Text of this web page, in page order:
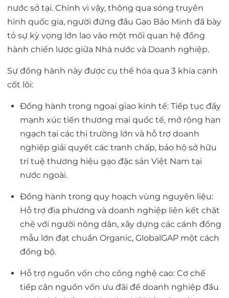
nước sở tại. Chính vì vậy, thông qua sóng truyền
hình quốc gia, người đứng đầu Gạo Bảo Minh đã bày
tỏ sự kỳ vọng lớn lao vào một mối quan hệ đồng
hành chiến lược giữa Nhà nước và Doanh nghiệp.
Sự đồng hành này được cụ thể hóa qua 3 khía cạnh
cốt lõi:
Đồng hành trong ngoại giao kinh tế: Tiếp tục đẩy
mạnh xúc tiến thương mại quốc tế, mở rộng hạn
ngạch tại các thị trường lớn và hỗ trợ doanh
nghiệp giải quyết các tranh chấp, bảo hộ sở hữu
trí tuệ thương hiệu gạo đặc sản Việt Nam tại
nước ngoài.
Đồng hành trong quy hoạch vùng nguyên liệu:
Hỗ trợ địa phương và doanh nghiệp liên kết chặt
chẽ với người nông dân, xây dựng các cánh đồng
mẫu lớn đạt chuẩn Organic, GlobalGAP một cách
đồng bộ.
Hỗ trợ nguồn vốn cho công nghệ cao: Cơ chế
tiếp cận nguồn vốn ưu đãi để doanh nghiệp đầu